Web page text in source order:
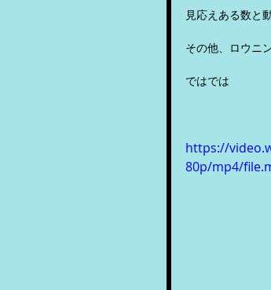
見応えある数と
その他、ロウニ
ではでは
https://
80p/mp4/